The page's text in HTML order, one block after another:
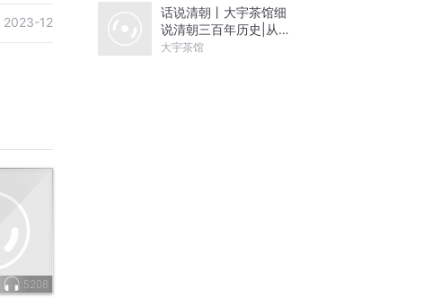
2023-12
5208
话说清朝丨大宇茶馆细
说清朝三百年历史|从努
尔哈赤到末代皇帝溥仪|
大宇茶馆